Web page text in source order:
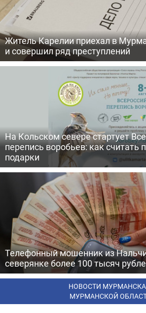
Житель Карелии приехал в
и совершил ряд преступлений
На Кольском севере стартует
перепись воробьев: как считать
подарки
Телефонный мошенник из
северянке более 100 тысяч
НОВОСТИ
МУРМАНСКОЙ